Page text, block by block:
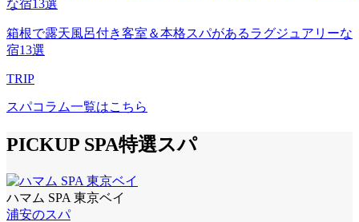
箱根で露天風呂付き客室＆本格スパがあるラグジュアリーな
宿13選
TRIP
スパコラム一覧はこちら
PICKUP SPA特選スパ
ハマム SPA 東京ベイ
浦安のスパ